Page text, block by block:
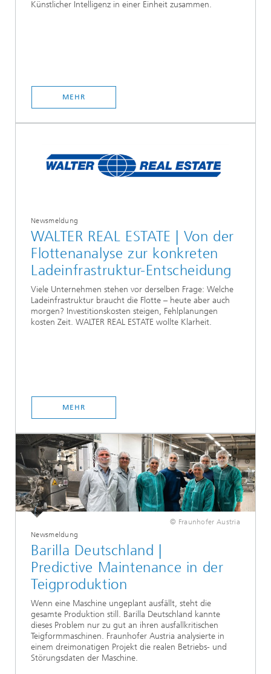
Künstlicher Intelligenz in einer Einheit zusammen.
MEHR
Newsmeldung
WALTER REAL ESTATE | Von der
Flottenanalyse zur konkreten
Ladeinfrastruktur-Entscheidung
Viele Unternehmen stehen vor derselben Frage: Welche
Ladeinfrastruktur braucht die Flotte – heute aber auch
morgen? Investitionskosten steigen, Fehlplanungen
kosten Zeit. WALTER REAL ESTATE wollte Klarheit.
MEHR
© Fraunhofer Austria
Newsmeldung
Barilla Deutschland |
Predictive Maintenance in der
Teigproduktion
Wenn eine Maschine ungeplant ausfällt, steht die
gesamte Produktion still. Barilla Deutschland kannte
dieses Problem nur zu gut an ihren ausfallkritischen
Teigformmaschinen. Fraunhofer Austria analysierte in
einem dreimonatigen Projekt die realen Betriebs- und
Störungsdaten der Maschine.